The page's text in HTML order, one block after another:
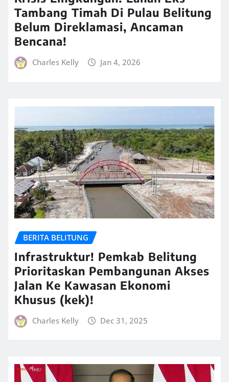
Tambang Timah Di Pulau Belitung
Belum Direklamasi, Ancaman
Bencana!
Charles Kelly Jan 4, 2026
BERITA BELITUNG
Infrastruktur! Pemkab Belitung
Prioritaskan Pembangunan Akses
Jalan Ke Kawasan Ekonomi
Khusus (kek)!
Charles Kelly Dec 31, 2025